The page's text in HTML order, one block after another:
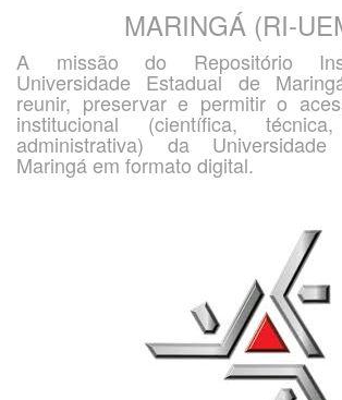
MARINGÁ (RI-
A missão do Repositório
Universidade Estadual de
reunir, preservar e permitir o
institucional (científica,
administrativa) da
Maringá em formato digital.